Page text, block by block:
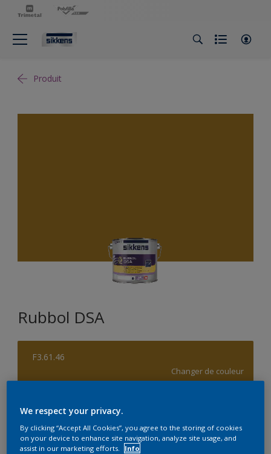
Produit
Rubbol DSA
F3.61.46
Changer de couleur
1L 2,5L 5L
We respect your privacy.
By clicking “Accept All Cookies”, you agree to the storing of cookies
on your device to enhance site navigation, analyze site usage, and
assist in our marketing efforts.
Info